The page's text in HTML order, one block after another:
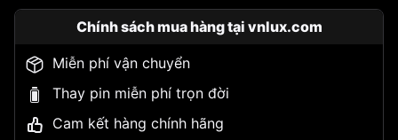
Chính sách mua hàng tại vnlux.com
Miễn phí vận chuyển
Thay pin miễn phí trọn đời
Cam kết hàng chính hãng